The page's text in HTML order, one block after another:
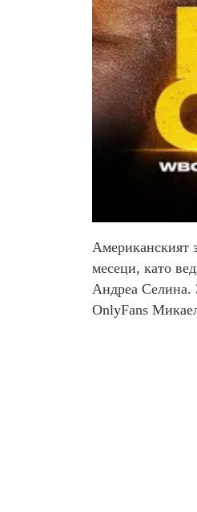
Американският
месеци, като
Андреа Селина.
OnlyFans